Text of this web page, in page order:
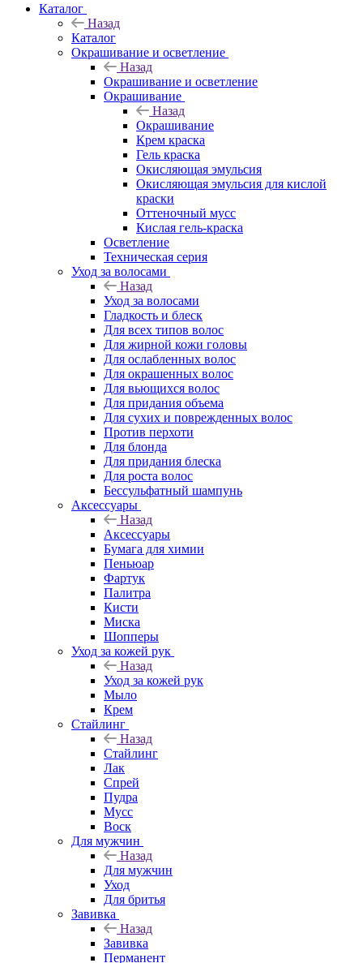
Каталог
Назад
Каталог
Окрашивание и осветление
Назад
Окрашивание и осветление
Окрашивание
Назад
Окрашивание
Крем краска
Гель краска
Окисляющая эмульсия
Окисляющая эмульсия для кислой
краски
Оттеночный мусс
Кислая гель-краска
Осветление
Техническая серия
Уход за волосами
Назад
Уход за волосами
Гладкость и блеск
Для всех типов волос
Для жирной кожи головы
Для ослабленных волос
Для окрашенных волос
Для вьющихся волос
Для придания объема
Для сухих и поврежденных волос
Против перхоти
Для блонда
Для придания блеска
Для роста волос
Бессульфатный шампунь
Аксессуары
Назад
Аксессуары
Бумага для химии
Пеньюар
Фартук
Палитра
Кисти
Миска
Шопперы
Уход за кожей рук
Назад
Уход за кожей рук
Мыло
Крем
Стайлинг
Назад
Стайлинг
Лак
Спрей
Пудра
Мусс
Воск
Для мужчин
Назад
Для мужчин
Уход
Для бритья
Завивка
Назад
Завивка
Перманент